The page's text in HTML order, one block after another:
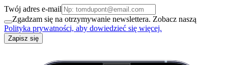
Twój adres e-mail
Zgadzam się na otrzymywanie newslettera. Zobacz naszą
Polityka prywatności, aby dowiedzieć się więcej.
Zapisz się